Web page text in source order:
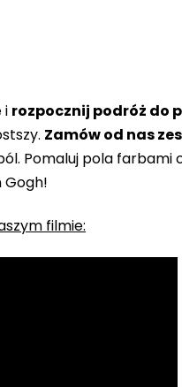
i rozpocznij podróż do
Zamów od nas
Pomaluj pola
Gogh!
filmie: